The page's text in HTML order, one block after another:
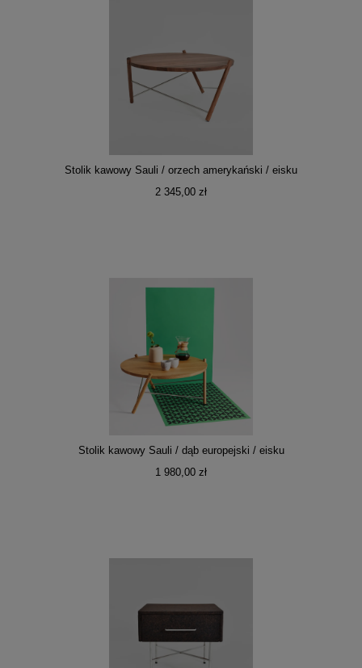
Stolik kawowy Sauli / orzech amerykański / eisku
2 345,00 zł
Stolik kawowy Sauli / dąb europejski / eisku
1 980,00 zł